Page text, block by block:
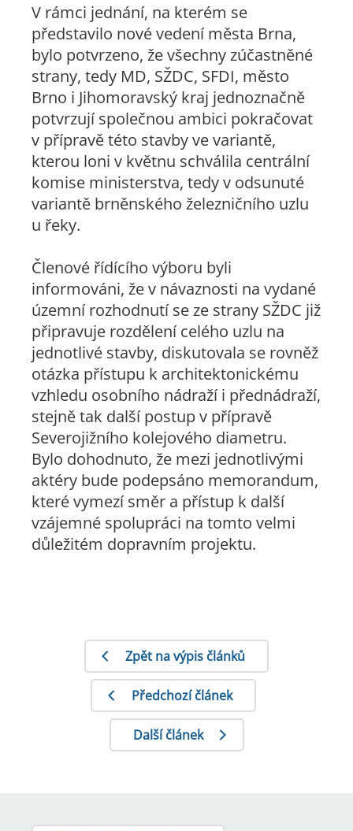
V rámci jednání, na kterém se
představilo nové vedení města Brna,
bylo potvrzeno, že všechny zúčastněné
strany, tedy MD, SŽDC, SFDI, město
Brno i Jihomoravský kraj jednoznačně
potvrzují společnou ambici pokračovat
v přípravě této stavby ve variantě,
kterou loni v květnu schválila centrální
komise ministerstva, tedy v odsunuté
variantě brněnského železničního uzlu
u řeky.
Členové řídícího výboru byli
informováni, že v návaznosti na vydané
územní rozhodnutí se ze strany SŽDC již
připravuje rozdělení celého uzlu na
jednotlivé stavby, diskutovala se rovněž
otázka přístupu k architektonickému
vzhledu osobního nádraží i přednádraží,
stejně tak další postup v přípravě
Severojižního kolejového diametru.
Bylo dohodnuto, že mezi jednotlivými
aktéry bude podepsáno memorandum,
které vymezí směr a přístup k další
vzájemné spolupráci na tomto velmi
důležitém dopravním projektu.
Zpět na výpis článků
Předchozí článek
Další článek